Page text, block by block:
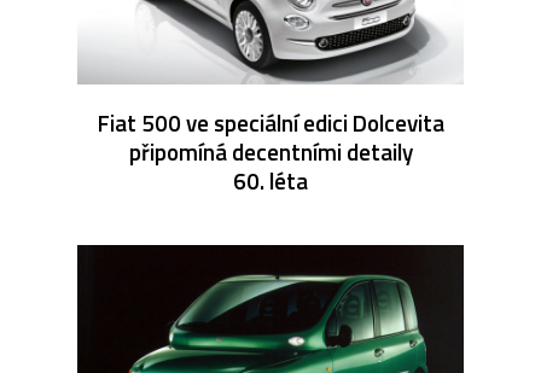
Fiat 500 ve speciální edici Dolcevita
připomíná decentními detaily
60. léta